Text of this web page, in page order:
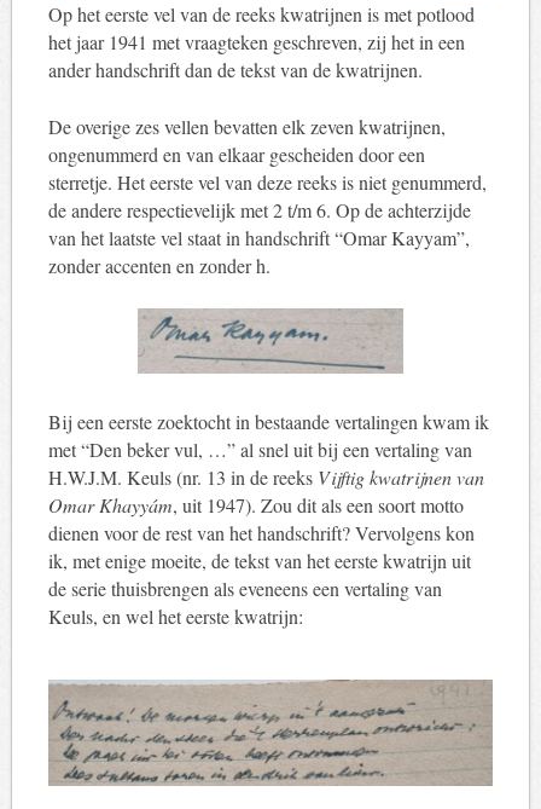
Op het eerste vel van de reeks kwatrijnen is met potlood
het jaar 1941 met vraagteken geschreven, zij het in een
ander handschrift dan de tekst van de kwatrijnen.
De overige zes vellen bevatten elk zeven kwatrijnen,
ongenummerd en van elkaar gescheiden door een
sterretje. Het eerste vel van deze reeks is niet genummerd,
de andere respectievelijk met 2 t/m 6. Op de achterzijde
van het laatste vel staat in handschrift “Omar Kayyam”,
zonder accenten en zonder h.
Bij een eerste zoektocht in bestaande vertalingen kwam ik
met “Den beker vul, …” al snel uit bij een vertaling van
H.W.J.M. Keuls (nr. 13 in de reeks Vijftig kwatrijnen van
Omar Khayyám, uit 1947). Zou dit als een soort motto
dienen voor de rest van het handschrift? Vervolgens kon
ik, met enige moeite, de tekst van het eerste kwatrijn uit
de serie thuisbrengen als eveneens een vertaling van
Keuls, en wel het eerste kwatrijn: